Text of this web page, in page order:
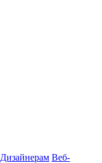
Дизайнерам Веб-